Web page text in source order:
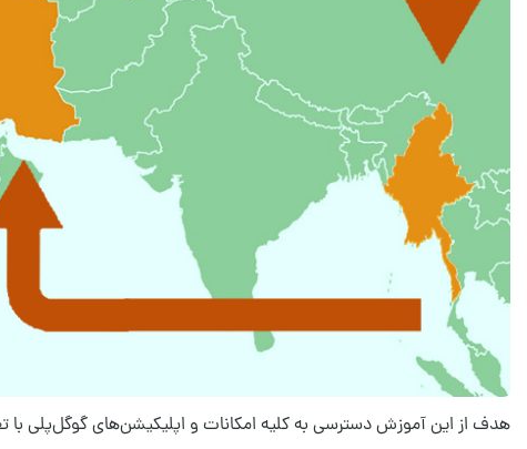
هدف از این آموزش دسترسی به کلیه امکانات و اپلیکیشن‌های گوگل‌پلی با